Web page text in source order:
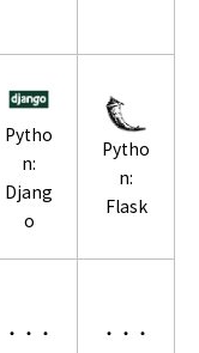
Pytho
n:
Djang
o
Pytho
n:
Flask
・・・ ・・・